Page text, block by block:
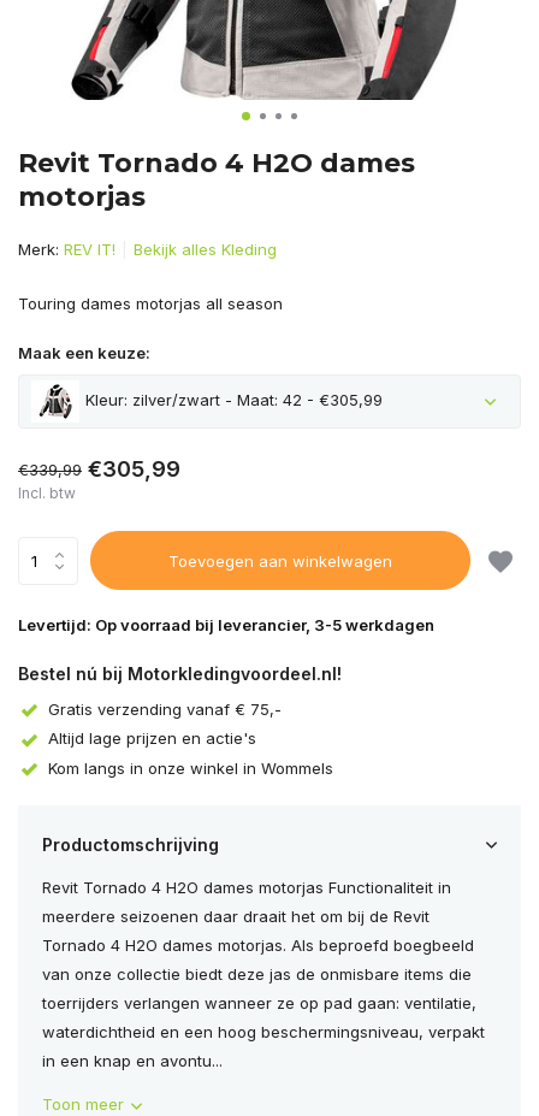
Revit Tornado 4 H2O dames
motorjas
Merk: REV IT! Bekijk alles Kleding
Touring dames motorjas all season
Maak een keuze:
Kleur: zilver/zwart - Maat: 42 - €305,99
€339,99 €305,99
Incl. btw
Toevoegen aan winkelwagen
Levertijd: Op voorraad bij leverancier, 3-5 werkdagen
Bestel nú bij Motorkledingvoordeel.nl!
Gratis verzending vanaf € 75,-
Altijd lage prijzen en actie's
Kom langs in onze winkel in Wommels
Productomschrijving
Revit Tornado 4 H2O dames motorjas Functionaliteit in
meerdere seizoenen daar draait het om bij de Revit
Tornado 4 H2O dames motorjas. Als beproefd boegbeeld
van onze collectie biedt deze jas de onmisbare items die
toerrijders verlangen wanneer ze op pad gaan: ventilatie,
waterdichtheid en een hoog beschermingsniveau, verpakt
in een knap en avontu...
Toon meer